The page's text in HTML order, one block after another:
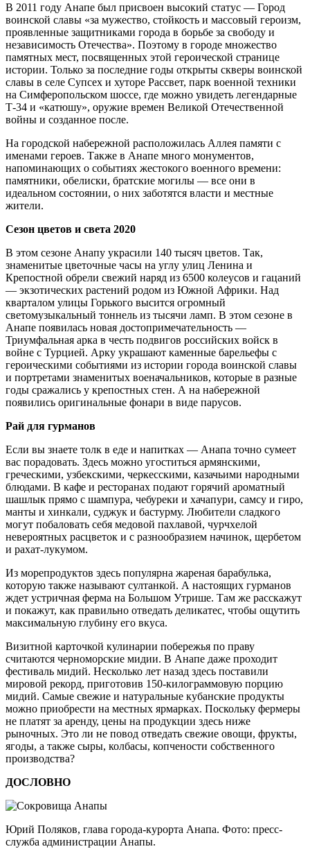
В 2011 году Анапе был присвоен высокий статус — Город
воинской славы «за мужество, стойкость и массовый героизм,
проявленные защитниками города в борьбе за свободу и
независимость Отечества». Поэтому в городе множество
памятных мест, посвященных этой героической странице
истории. Только за последние годы открыты скверы воинской
славы в селе Супсех и хуторе Рассвет, парк военной техники
на Симферопольском шоссе, где можно увидеть легендарные
Т-34 и «катюшу», оружие времен Великой Отечественной
войны и созданное после.
На городской набережной расположилась Аллея памяти с
именами героев. Также в Анапе много монументов,
напоминающих о событиях жестокого военного времени:
памятники, обелиски, братские могилы — все они в
идеальном состоянии, о них заботятся власти и местные
жители.
Сезон цветов и света 2020
В этом сезоне Анапу украсили 140 тысяч цветов. Так,
знаменитые цветочные часы на углу улиц Ленина и
Крепостной обрели свежий наряд из 6500 колеусов и гацаний
— экзотических растений родом из Южной Африки. Над
кварталом улицы Горького высится огромный
светомузыкальный тоннель из тысячи ламп. В этом сезоне в
Анапе появилась новая достопримечательность —
Триумфальная арка в честь подвигов российских войск в
войне с Турцией. Арку украшают каменные барельефы с
героическими событиями из истории города воинской славы
и портретами знаменитых военачальников, которые в разные
годы сражались у крепостных стен. А на набережной
появились оригинальные фонари в виде парусов.
Рай для гурманов
Если вы знаете толк в еде и напитках — Анапа точно сумеет
вас порадовать. Здесь можно угоститься армянскими,
греческими, узбекскими, черкесскими, казачьими народными
блюдами. В кафе и ресторанах подают горячий ароматный
шашлык прямо с шампура, чебуреки и хачапури, самсу и гиро,
манты и хинкали, суджук и бастурму. Любители сладкого
могут побаловать себя медовой пахлавой, чурчхелой
невероятных расцветок и с разнообразием начинок, щербетом
и рахат-лукумом.
Из морепродуктов здесь популярна жареная барабулька,
которую также называют султанкой. А настоящих гурманов
ждет устричная ферма на Большом Утрише. Там же расскажут
и покажут, как правильно отведать деликатес, чтобы ощутить
максимальную глубину его вкуса.
Визитной карточкой кулинарии побережья по праву
считаются черноморские мидии. В Анапе даже проходит
фестиваль мидий. Несколько лет назад здесь поставили
мировой рекорд, приготовив 150-килограммовую порцию
мидий. Самые свежие и натуральные кубанские продукты
можно приобрести на местных ярмарках. Поскольку фермеры
не платят за аренду, цены на продукции здесь ниже
рыночных. Это ли не повод отведать свежие овощи, фрукты,
ягоды, а также сыры, колбасы, копчености собственного
производства?
ДОСЛОВНО
Юрий Поляков, глава города-курорта Анапа. Фото: пресс-
служба администрации Анапы.